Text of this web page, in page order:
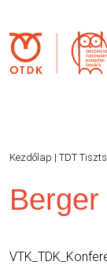
Kezdőlap | TDT